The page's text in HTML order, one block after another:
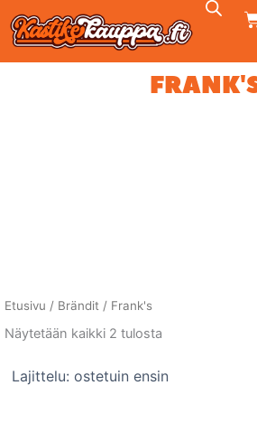
Siirry
sisältöön
Etusivu / Brändit / Frank's
Näytetään kaikki 2 tulosta